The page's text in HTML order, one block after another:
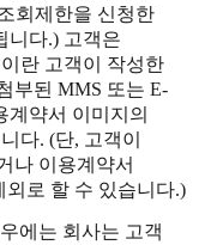
회제한을 신청한
니다.) 고객은
란 고객이 작성한
부된 MMS 또는 E-
약서 이미지의
다. (단, 고객이
나 이용계약서
로 할 수 있습니다.)
에는 회사는 고객